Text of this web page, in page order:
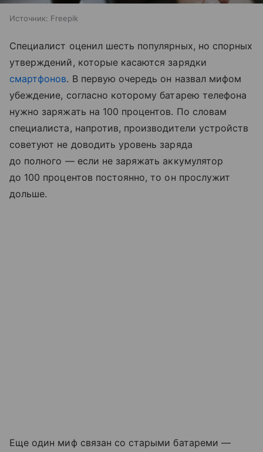
Источник: Freepik
Специалист оценил шесть популярных, но спорных
утверждений, которые касаются зарядки
смартфонов. В первую очередь он назвал мифом
убеждение, согласно которому батарею телефона
нужно заряжать на 100 процентов. По словам
специалиста, напротив, производители устройств
советуют не доводить уровень заряда
до полного — если не заряжать аккумулятор
до 100 процентов постоянно, то он прослужит
дольше.
Еще один миф связан со старыми батареми —